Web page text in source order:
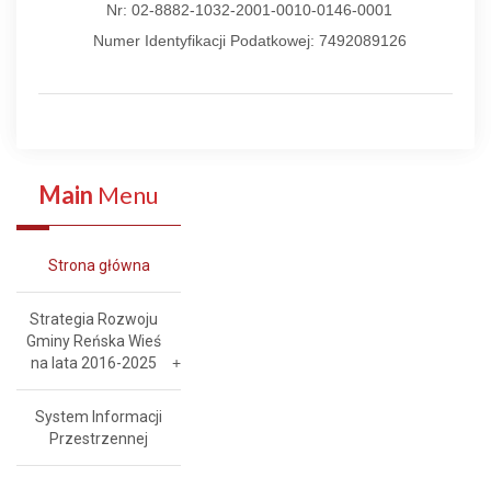
Nr: 02-8882-1032-2001-0010-0146-0001
Numer Identyfikacji Podatkowej: 7492089126
Main Menu
Strona główna
Strategia Rozwoju
Gminy Reńska Wieś
na lata 2016-2025
System Informacji
Przestrzennej